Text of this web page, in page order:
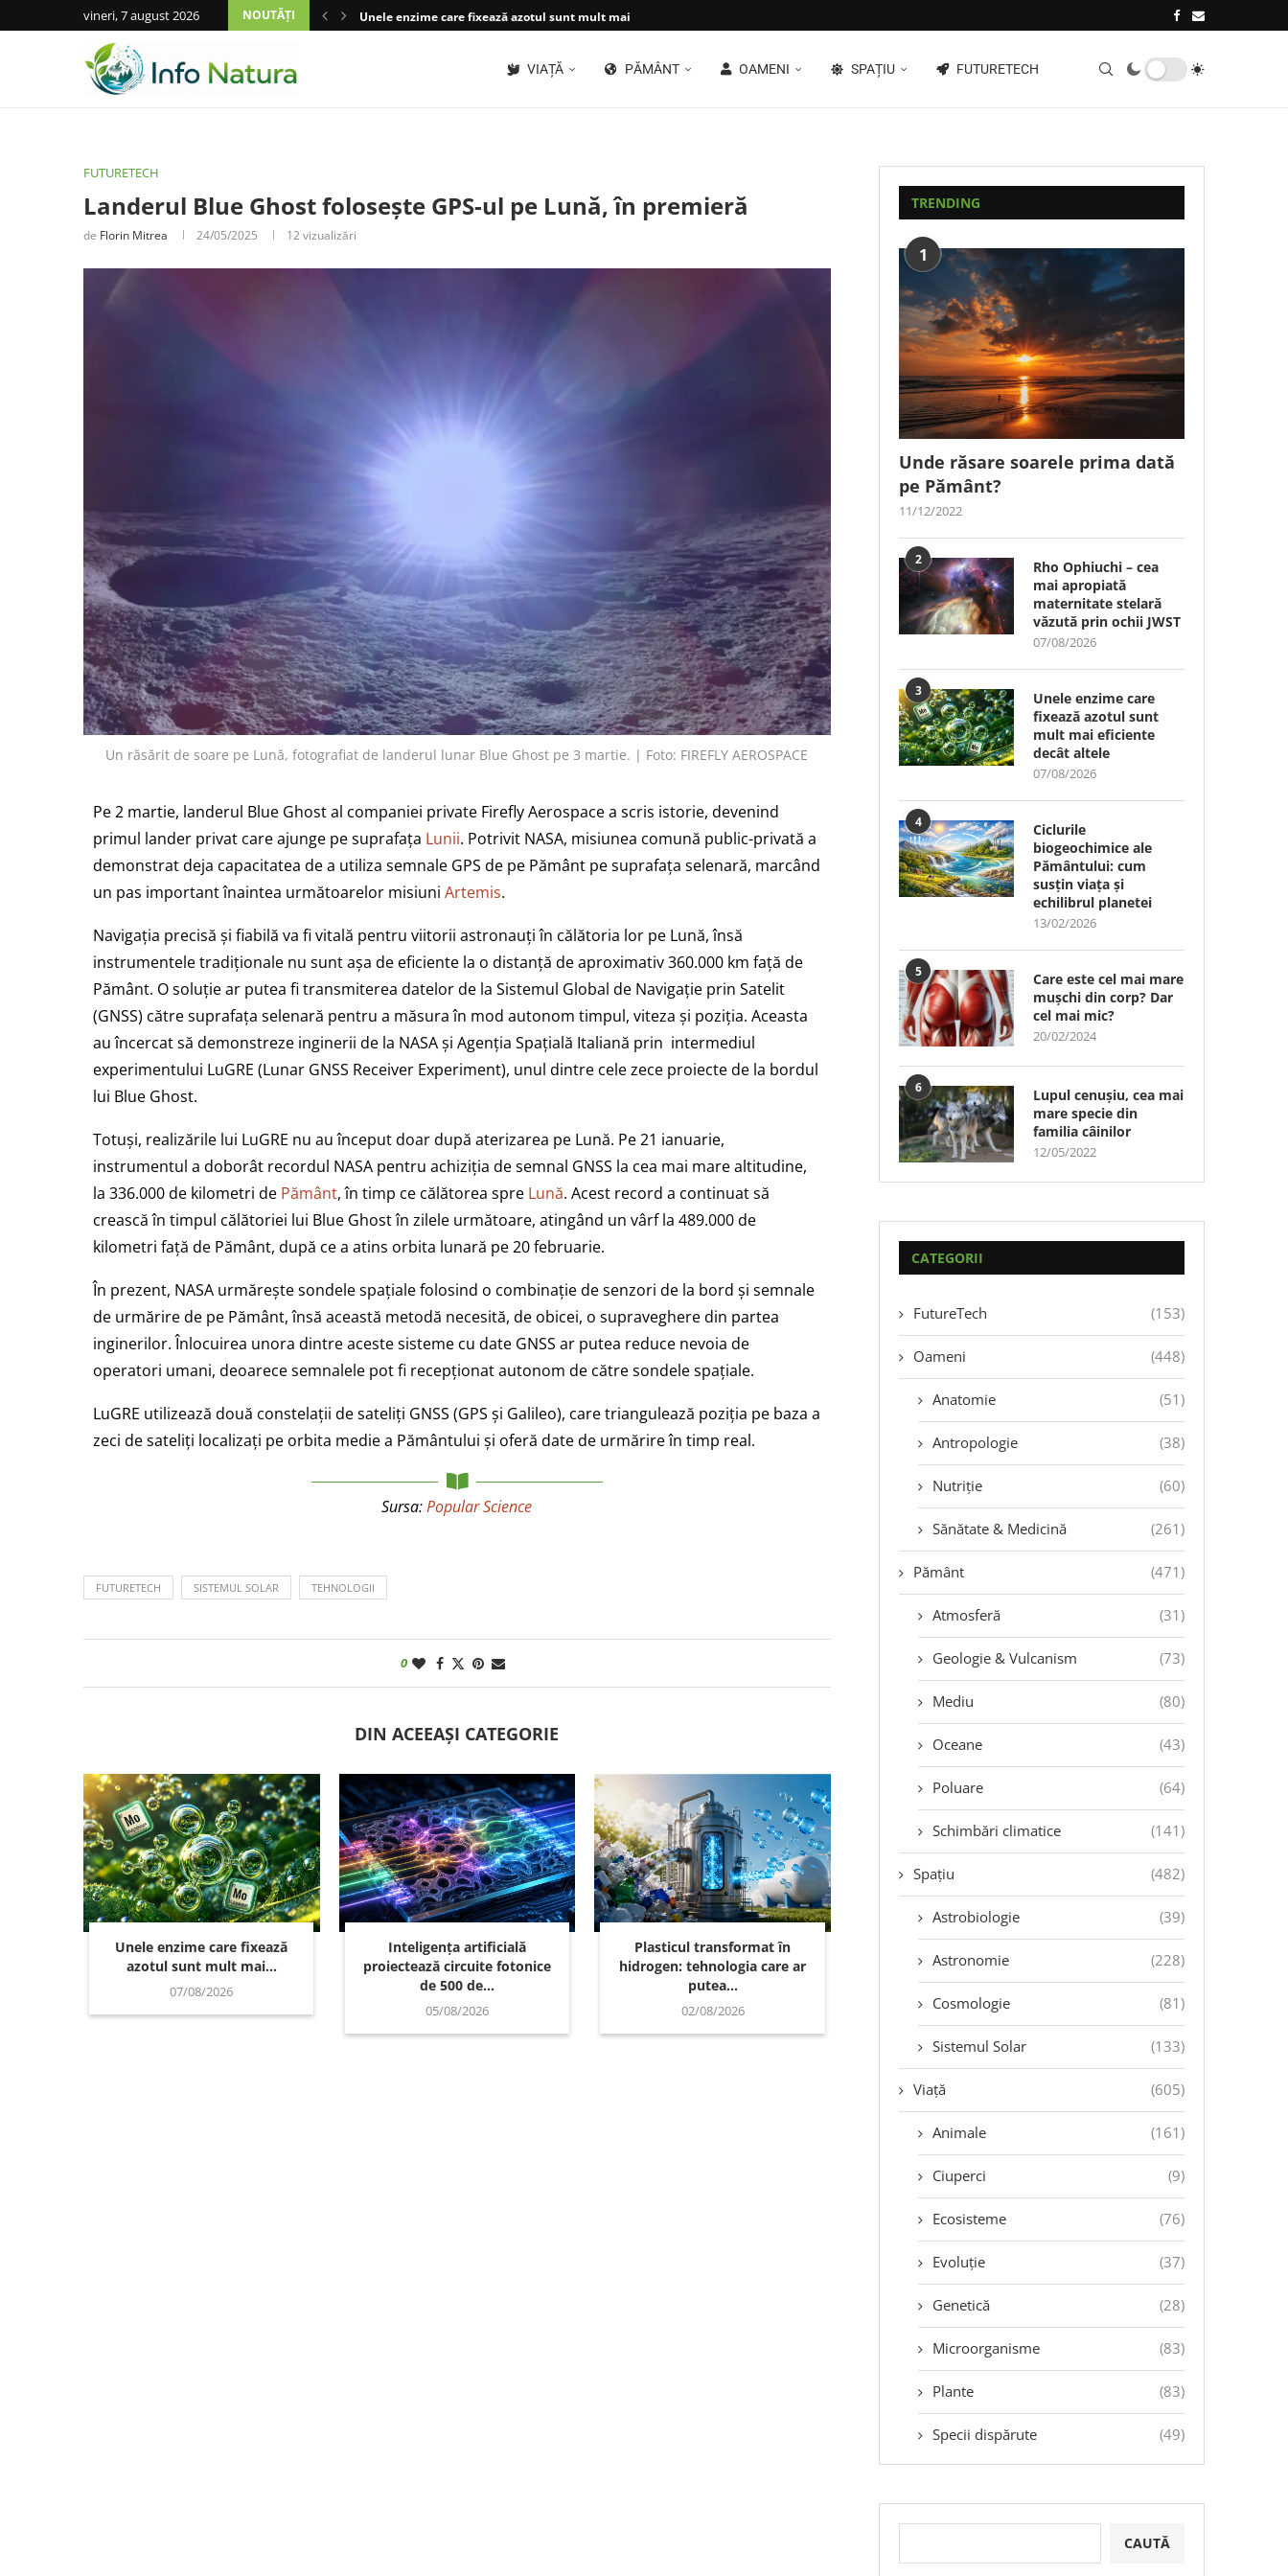
vineri, 7 august 2026 NOUTĂȚI Unele enzime care fixează azotul sunt mult mai...
VIAȚĂ PĂMÂNT OAMENI SPAȚIU FUTURETECH
FUTURETECH
Landerul Blue Ghost folosește GPS-ul pe Lună, în premieră
de Florin Mitrea 24/05/2025 12 vizualizări
Un răsărit de soare pe Lună, fotografiat de landerul lunar Blue Ghost pe 3 martie. | Foto: FIREFLY AEROSPACE
Pe 2 martie, landerul Blue Ghost al companiei private Firefly Aerospace a scris istorie, devenind
primul lander privat care ajunge pe suprafața Lunii. Potrivit NASA, misiunea comună public-privată a
demonstrat deja capacitatea de a utiliza semnale GPS de pe Pământ pe suprafața selenară, marcând
un pas important înaintea următoarelor misiuni Artemis.
Navigația precisă și fiabilă va fi vitală pentru viitorii astronauți în călătoria lor pe Lună, însă
instrumentele tradiționale nu sunt așa de eficiente la o distanță de aproximativ 360.000 km față de
Pământ. O soluție ar putea fi transmiterea datelor de la Sistemul Global de Navigație prin Satelit
(GNSS) către suprafața selenară pentru a măsura în mod autonom timpul, viteza și poziția. Aceasta
au încercat să demonstreze inginerii de la NASA și Agenția Spațială Italiană prin intermediul
experimentului LuGRE (Lunar GNSS Receiver Experiment), unul dintre cele zece proiecte de la bordul
lui Blue Ghost.
Totuși, realizările lui LuGRE nu au început doar după aterizarea pe Lună. Pe 21 ianuarie,
instrumentul a doborât recordul NASA pentru achiziția de semnal GNSS la cea mai mare altitudine,
la 336.000 de kilometri de Pământ, în timp ce călătorea spre Lună. Acest record a continuat să
crească în timpul călătoriei lui Blue Ghost în zilele următoare, atingând un vârf la 489.000 de
kilometri față de Pământ, după ce a atins orbita lunară pe 20 februarie.
În prezent, NASA urmărește sondele spațiale folosind o combinație de senzori de la bord și semnale
de urmărire de pe Pământ, însă această metodă necesită, de obicei, o supraveghere din partea
inginerilor. Înlocuirea unora dintre aceste sisteme cu date GNSS ar putea reduce nevoia de
operatori umani, deoarece semnalele pot fi recepționat autonom de către sondele spațiale.
LuGRE utilizează două constelații de sateliți GNSS (GPS și Galileo), care triangulează poziția pe baza a
zeci de sateliți localizați pe orbita medie a Pământului și oferă date de urmărire în timp real.
Sursa:Popular Science
FUTURETECH SISTEMUL SOLAR TEHNOLOGII
0
DIN ACEEAȘI CATEGORIE
Unele enzime care fixează
azotul sunt mult mai...
07/08/2026
Inteligența artificială
proiectează circuite fotonice
de 500 de...
05/08/2026
Plasticul transformat în
hidrogen: tehnologia care ar
putea...
02/08/2026
TRENDING
1
Unde răsare soarele prima dată
pe Pământ?
11/12/2022
2
Rho Ophiuchi – cea
mai apropiată
maternitate stelară
văzută prin ochii JWST
07/08/2026
3
Unele enzime care
fixează azotul sunt
mult mai eficiente
decât altele
07/08/2026
4
Ciclurile
biogeochimice ale
Pământului: cum
susțin viața și
echilibrul planetei
13/02/2026
5
Care este cel mai mare
mușchi din corp? Dar
cel mai mic?
20/02/2024
6
Lupul cenușiu, cea mai
mare specie din
familia câinilor
12/05/2022
CATEGORII
FutureTech (153)
Oameni (448)
Anatomie (51)
Antropologie (38)
Nutriție (60)
Sănătate & Medicină (261)
Pământ (471)
Atmosferă (31)
Geologie & Vulcanism (73)
Mediu (80)
Oceane (43)
Poluare (64)
Schimbări climatice (141)
Spațiu (482)
Astrobiologie (39)
Astronomie (228)
Cosmologie (81)
Sistemul Solar (133)
Viață (605)
Animale (161)
Ciuperci (9)
Ecosisteme (76)
Evoluție (37)
Genetică (28)
Microorganisme (83)
Plante (83)
Specii dispărute (49)
CAUTĂ